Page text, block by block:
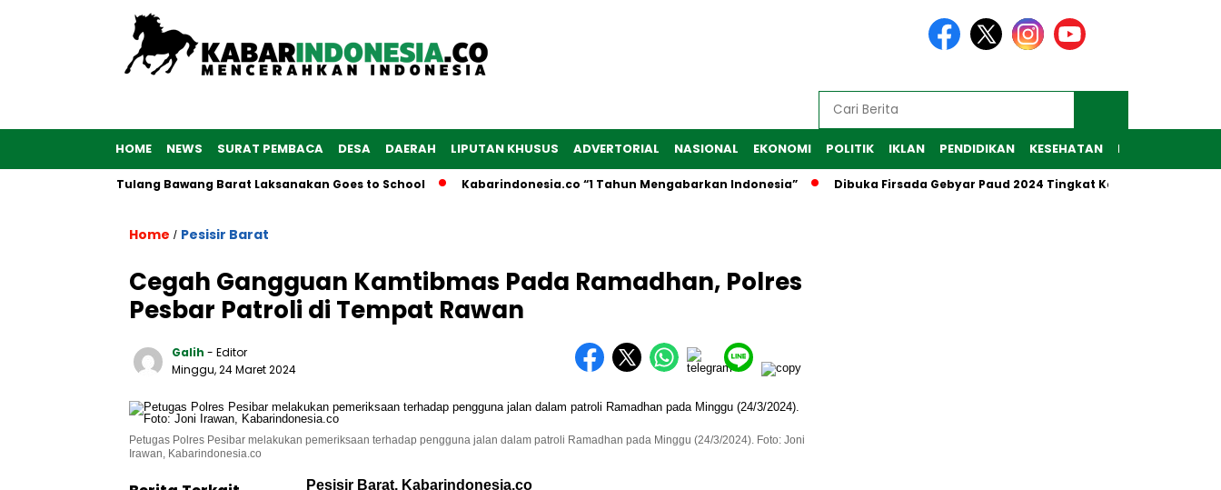
HOME NEWS SURAT PEMBACA DESA DAERAH LIPUTAN KHUSUS ADVERTORIAL NASIONAL EKONOMI POLITIK IKLAN PENDIDIKAN KESEHATAN RAGAM
Polwan Polres Tulang Bawang Barat Laksanakan Goes to School Kabarindonesia.co “1 Tahun Mengabarkan Indonesia” Dibuka Firsada Gebyar Paud 2024 Tingkat Kabupaten Tubaba
Home / Pesisir Barat
Cegah Gangguan Kamtibmas Pada Ramadhan, Polres
Pesbar Patroli di Tempat Rawan
Galih - Editor
Minggu, 24 Maret 2024
Petugas Polres Pesibar melakukan pemeriksaan terhadap pengguna jalan dalam patroli Ramadhan pada Minggu (24/3/2024). Foto: Joni
Irawan, Kabarindonesia.co
Pesisir Barat, Kabarindonesia.co